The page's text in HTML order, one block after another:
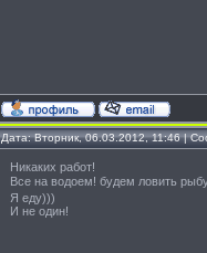
Дата: Вторник, 06.03.2012, 11:46 |
Никаких работ!
Все на водоем! будем ловить
Я еду)))
И не один!